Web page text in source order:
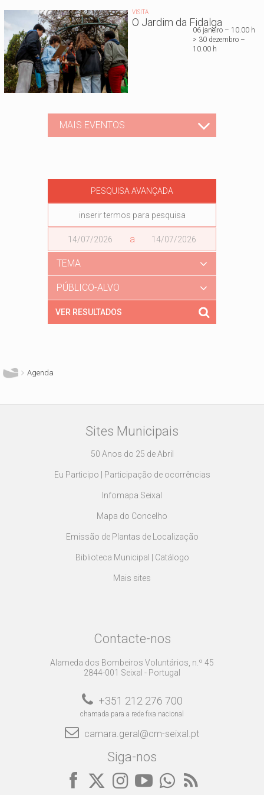
VISITA
O Jardim da Fidalga
06 janeiro – 10.00 h
> 30 dezembro –
10.00 h
MAIS EVENTOS
PESQUISA AVANÇADA
a
Data
TEMA
PÚBLICO-ALVO
Agenda
Sites Municipais
50 Anos do 25 de Abril
Eu Participo | Participação de ocorrências
Infomapa Seixal
Mapa do Concelho
Emissão de Plantas de Localização
Biblioteca Municipal | Catálogo
Mais sites
Contacte-nos
Alameda dos Bombeiros Voluntários, n.º 45
2844-001 Seixal - Portugal
+351 212 276 700
chamada para a rede fixa nacional
camara.geral@cm-seixal.pt
Siga-nos